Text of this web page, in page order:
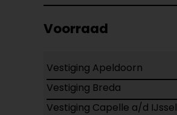
Voorraad
Vestiging Apeldoorn
Vestiging Breda
Vestiging Capelle a/d IJssel